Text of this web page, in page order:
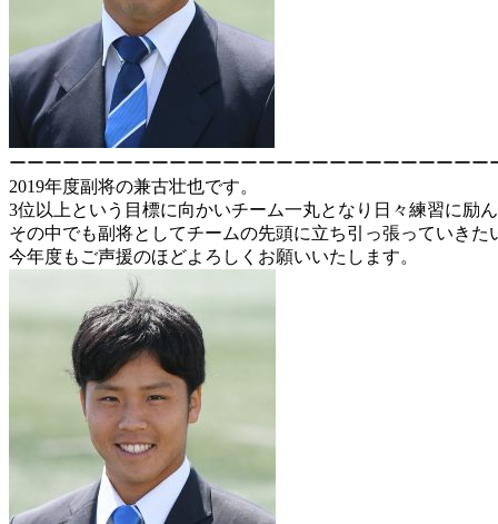
ーーーーーーーーーーーーーーーーーーーーーーーーーー
2019年度副将の兼古壮也です。
3位以上という目標に向かいチーム一丸となり日々練習に励ん
その中でも副将としてチームの先頭に立ち引っ張っていきた
今年度もご声援のほどよろしくお願いいたします。